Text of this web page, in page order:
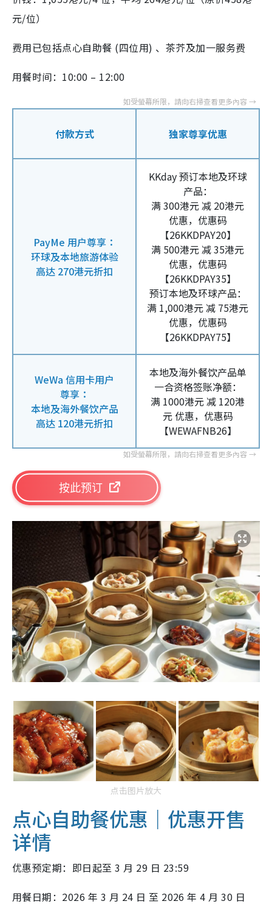
元/位）
费用已包括点心自助餐 (四位用) 、茶芥及加一服务费
用餐时间：10:00 – 12:00
付款方式 独家尊享优惠
PayMe 用户尊享：
环球及本地旅游体验
高达 270港元折扣
KKday 预订本地及环球
产品：
满 300港元 减 20港元
优惠，优惠码
【26KKDPAY20】
满 500港元 减 35港元
优惠，优惠码
【26KKDPAY35】
预订本地及环球产品：
满 1,000港元 减 75港元
优惠，优惠码
【26KKDPAY75】
WeWa 信用卡用户
尊享：
本地及海外餐饮产品
高达 120港元折扣
本地及海外餐饮产品单
一合资格签账净额：
满 1000港元 减 120港
元 优惠，优惠码
【WEWAFNB26】
按此预订
点击图片放大
点心自助餐优惠｜优惠开售
详情
优惠预定期：即日起至 3 月 29 日 23:59
用餐日期：2026 年 3 月 24 日 至 2026 年 4 月 30 日